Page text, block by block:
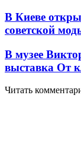
В Киеве
советской
В музее
выставка От
Читать